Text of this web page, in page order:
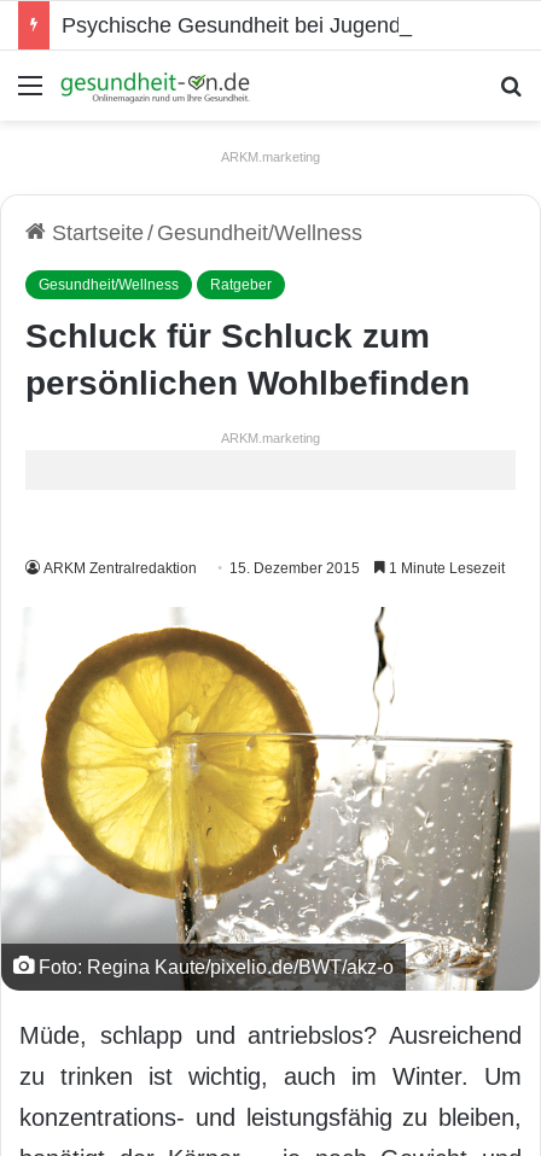
Psychische Gesundheit bei Jugendlichen
Menü
ARKM.marketing
Startseite/ Gesundheit/Wellness
Gesundheit/Wellness Ratgeber
Schluck für Schluck zum
persönlichen Wohlbefinden
ARKM.marketing
ARKM Zentralredaktion 15. Dezember 2015 1 Minute Lesezeit
Foto: Regina Kaute/pixelio.de/BWT/akz-o
Müde, schlapp und antriebslos? Ausreichend
zu trinken ist wichtig, auch im Winter. Um
konzentrations- und leistungsfähig zu bleiben,